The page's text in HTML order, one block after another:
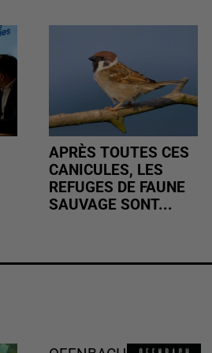
APRÈS TOUTES CES
CANICULES, LES
REFUGES DE FAUNE
SAUVAGE SONT...